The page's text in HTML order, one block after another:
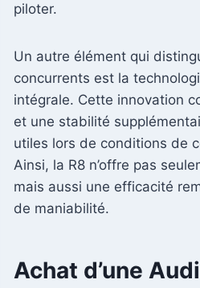
piloter.
Un autre élément qui
concurrents est la
intégrale. Cette innovation
et une stabilité
utiles lors de conditions de
Ainsi, la R8 n’offre pas
mais aussi une efficacité
de maniabilité.
Achat d’une